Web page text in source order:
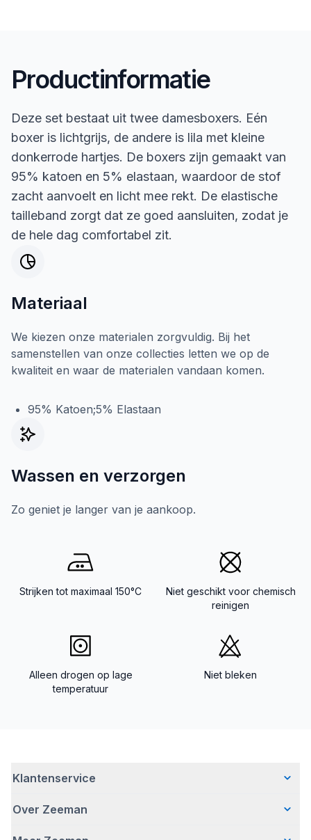
Productinformatie
Deze set bestaat uit twee damesboxers. Eén
boxer is lichtgrijs, de andere is lila met kleine
donkerrode hartjes. De boxers zijn gemaakt van
95% katoen en 5% elastaan, waardoor de stof
zacht aanvoelt en licht mee rekt. De elastische
tailleband zorgt dat ze goed aansluiten, zodat je
de hele dag comfortabel zit.
Materiaal
We kiezen onze materialen zorgvuldig. Bij het
samenstellen van onze collecties letten we op de
kwaliteit en waar de materialen vandaan komen.
95% Katoen;5% Elastaan
Wassen en verzorgen
Zo geniet je langer van je aankoop.
Strijken tot maximaal 150°C
Niet geschikt voor chemisch
reinigen
Alleen drogen op lage
temperatuur
Niet bleken
Klantenservice
Veelgestelde vragen
Over Zeeman